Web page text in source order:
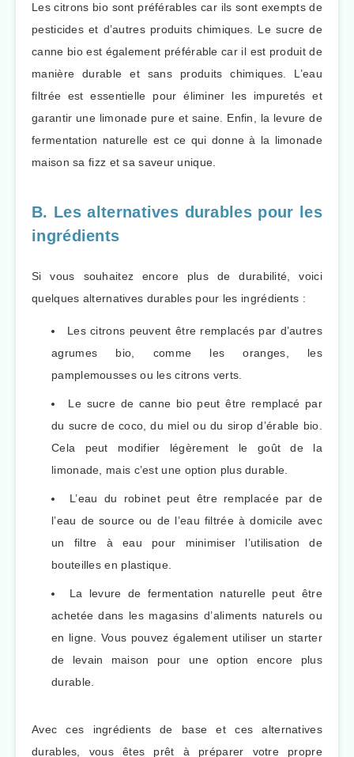
Les citrons bio sont préférables car ils sont exempts de
pesticides et d’autres produits chimiques. Le sucre de
canne bio est également préférable car il est produit de
manière durable et sans produits chimiques. L’eau
filtrée est essentielle pour éliminer les impuretés et
garantir une limonade pure et saine. Enfin, la levure de
fermentation naturelle est ce qui donne à la limonade
maison sa fizz et sa saveur unique.
B. Les alternatives durables pour les
ingrédients
Si vous souhaitez encore plus de durabilité, voici
quelques alternatives durables pour les ingrédients :
Les citrons peuvent être remplacés par d’autres
agrumes bio, comme les oranges, les
pamplemousses ou les citrons verts.
Le sucre de canne bio peut être remplacé par
du sucre de coco, du miel ou du sirop d’érable bio.
Cela peut modifier légèrement le goût de la
limonade, mais c’est une option plus durable.
L’eau du robinet peut être remplacée par de
l’eau de source ou de l’eau filtrée à domicile avec
un filtre à eau pour minimiser l’utilisation de
bouteilles en plastique.
La levure de fermentation naturelle peut être
achetée dans les magasins d’aliments naturels ou
en ligne. Vous pouvez également utiliser un starter
de levain maison pour une option encore plus
durable.
Avec ces ingrédients de base et ces alternatives
durables, vous êtes prêt à préparer votre propre